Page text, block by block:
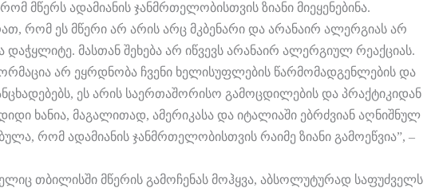
მწერს ადამიანის ჯანმრთელობისთვის ზიანი მიეყენებინა.
რომ ეს მწერი არ არის არც მკბენარი და არანაირ ალერგიას არ
დაჭყლიტე. მასთან შეხება არ იწვევს არანაირ ალერგიულ რეაქციას.
არ ეყრდნობა ჩვენი ხელისუფლების წარმომადგენლების და
ეს არის საერთაშორისო გამოცდილების და პრაქტიკიდან
ხანია, მაგალითად, ამერიკასა და იტალიაში ებრძვიან აღნიშნულ
რომ ადამიანის ჯანმრთელობისთვის რაიმე ზიანი გამოეწვია”, –
თბილისში მწერის გამოჩენას მოჰყვა, აბსოლუტურად საფუძველს